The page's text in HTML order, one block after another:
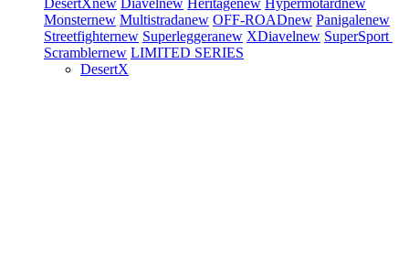
DesertXnew Diavelnew Heritagenew Hypermotardnew
Monsternew Multistradanew OFF-ROADnew Panigalenew
Streetfighternew Superleggeranew XDiavelnew SuperSport
Scramblernew LIMITED SERIES
DesertX